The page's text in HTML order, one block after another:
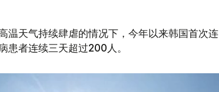
温天气持续肆虐的情况下，今年以来韩国首次连
患者连续三天超过200人。